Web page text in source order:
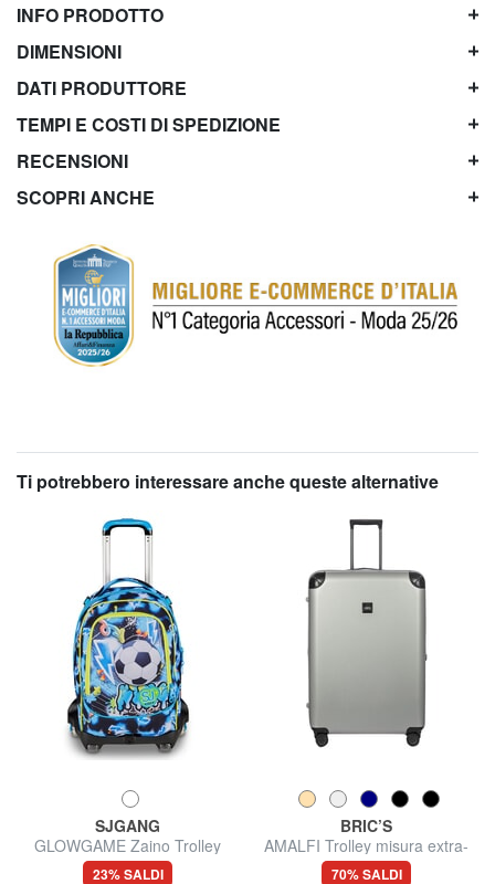
INFO PRODOTTO
DIMENSIONI
DATI PRODUTTORE
TEMPI E COSTI DI SPEDIZIONE
RECENSIONI
SCOPRI ANCHE
Ti potrebbero interessare anche queste alternative
SJGANG
GLOWGAME Zaino Trolley
23% SALDI
BRIC’S
AMALFI Trolley misura extra-
grande
70% SALDI